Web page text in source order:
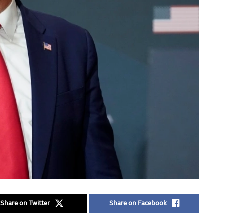
Share on Facebook
Share on Twitter